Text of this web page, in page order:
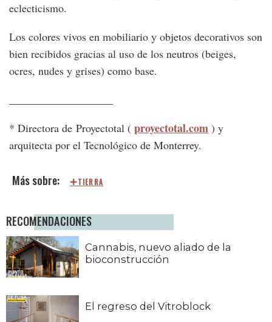
eclecticismo.
Los colores vivos en mobiliario y objetos decorativos son
bien recibidos gracias al uso de los neutros (beiges,
ocres, nudes y grises) como base.
* Directora de Proyectotal ( proyectotal.com ) y
arquitecta por el Tecnológico de Monterrey.
TIERRA
RECOMENDACIONES
Cannabis, nuevo aliado de la
bioconstrucción
El regreso del Vitroblock